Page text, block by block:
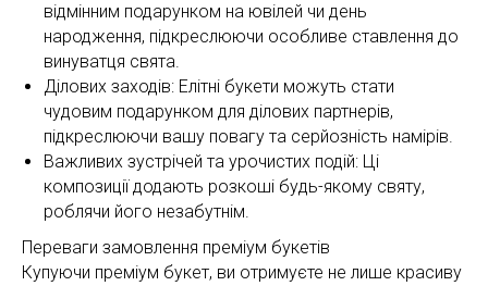
відмінним подарунком на ювілей чи день
народження, підкреслюючи особливе ставлення до
винуватця свята.
Ділових заходів: Елітні букети можуть стати
чудовим подарунком для ділових партнерів,
підкреслюючи вашу повагу та серйозність намірів.
Важливих зустрічей та урочистих подій: Ці
композиції додають розкоші будь-якому святу,
роблячи його незабутнім.
Переваги замовлення преміум букетів
Купуючи преміум букет, ви отримуєте не лише красиву